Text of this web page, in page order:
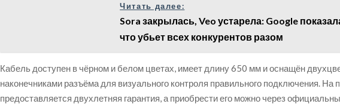
Читать далее:
Sora закрылась, Veo устарела: Google
что убьет всех конкурентов разом
Кабель доступен в чёрном и белом цветах, имеет длину 650 мм и оснащён
наконечниками разъёма для визуального контроля правильного подключения. На
предоставляется двухлетняя гарантия, а приобрести его можно через